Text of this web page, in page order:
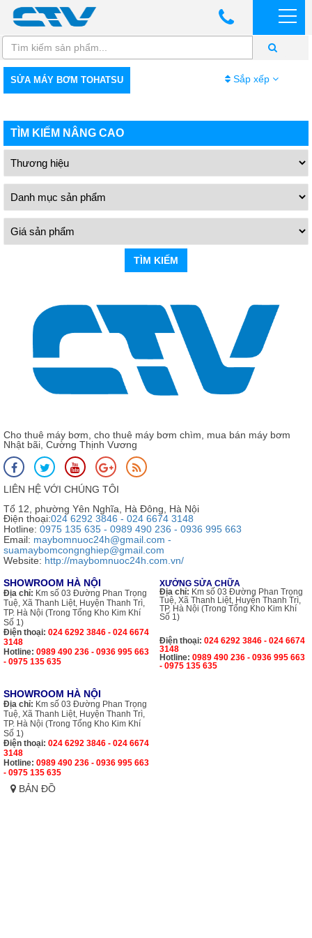
SỬA MÁY BƠM TOHATSU Sắp xếp
TÌM KIẾM NÂNG CAO
TÌM KIẾM
Cho thuê máy bơm, cho thuê máy bơm chìm, mua bán máy bơm
Nhật bãi, Cường Thịnh Vương
LIÊN HỆ VỚI CHÚNG TÔI
Tổ 12, phường Yên Nghĩa, Hà Đông, Hà Nội
Điện thoại:024 6292 3846 - 024 6674 3148
Hotline: 0975 135 635 - 0989 490 236 - 0936 995 663
Email: maybomnuoc24h@gmail.com -
suamaybomcongnghiep@gmail.com
Website: http://maybomnuoc24h.com.vn/
SHOWROOM HÀ NỘI
Địa chỉ: Km số 03 Đường Phan Trọng
Tuệ, Xã Thanh Liệt, Huyện Thanh Trì,
TP. Hà Nội (Trong Tổng Kho Kim Khí
Số 1)
Điện thoại: 024 6292 3846 - 024 6674
3148
Hotline: 0989 490 236 - 0936 995 663
- 0975 135 635
XƯỞNG SỬA CHỮA
Địa chỉ: Km số 03 Đường Phan Trọng
Tuệ, Xã Thanh Liệt, Huyện Thanh Trì,
TP. Hà Nội (Trong Tổng Kho Kim Khí
Số 1)
Điện thoại: 024 6292 3846 - 024 6674
3148
Hotline: 0989 490 236 - 0936 995 663
- 0975 135 635
SHOWROOM HÀ NỘI
Địa chỉ: Km số 03 Đường Phan Trọng
Tuệ, Xã Thanh Liệt, Huyện Thanh Trì,
TP. Hà Nội (Trong Tổng Kho Kim Khí
Số 1)
Điện thoại: 024 6292 3846 - 024 6674
3148
Hotline: 0989 490 236 - 0936 995 663
- 0975 135 635
BẢN ĐỒ